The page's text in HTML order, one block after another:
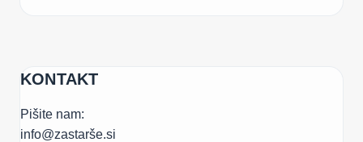
KONTAKT
Pišite nam:
info@zastarše.si